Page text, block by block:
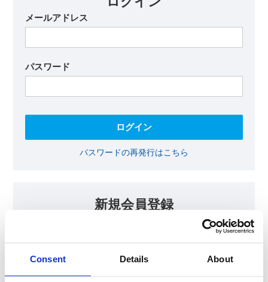
Consent Details About
メールアドレス
パスワード
パスワードの再発行はこちら
新規会員登録
KOAの会員ページでは、回路設計等に​お役立ていただける最新情報
をご提供しております。​会員登録いただいた方には、各種ご案内を
メールにてお届けいたします。
【会員限定コンテンツ】